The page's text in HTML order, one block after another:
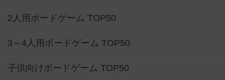
2人用ボードゲーム TOP50
3～4人用ボードゲーム TOP50
子供向けボードゲーム TOP50